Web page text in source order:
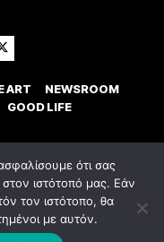
ART
NEWSROOM
GOOD LIFE
Ιστοσελίδας
ότι σας
ιστότοπό μας. Εάν
τον ιστότοπο, θα
με αυτόν.